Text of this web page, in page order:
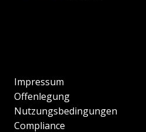
Impressum
Offenlegung
Nutzungsbedingungen
Compliance